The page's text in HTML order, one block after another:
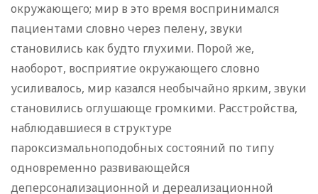
окружающего; мир в это время воспринимался
пациентами словно через пелену, звуки
становились как будто глухими. Порой же,
наоборот, восприятие окружающего словно
усиливалось, мир казался необычайно ярким, звуки
становились оглушающе громкими. Расстройства,
наблюдавшиеся в структуре
пароксизмальноподобных состояний по типу
одновременно развивающейся
деперсонализационной и дереализационной